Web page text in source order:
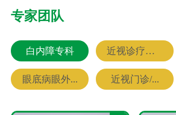
专家团队
白内障专科 近视诊疗专科
眼底病眼外... 近视门诊/...